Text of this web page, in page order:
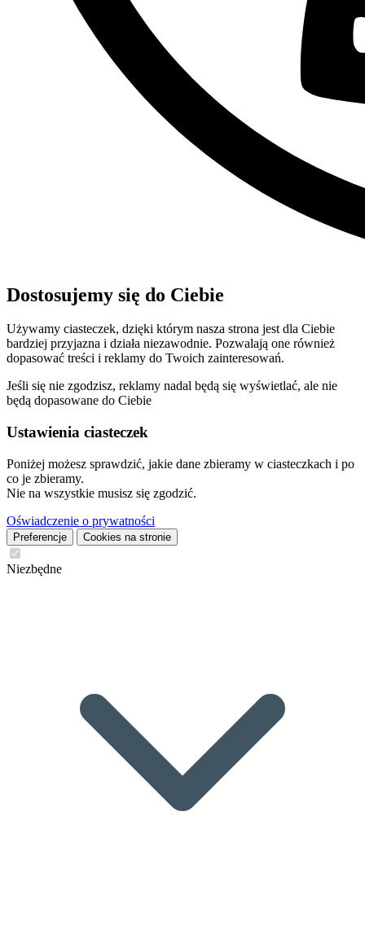
Dostosujemy się do Ciebie
Używamy ciasteczek, dzięki którym nasza strona jest dla Ciebie
bardziej przyjazna i działa niezawodnie. Pozwalają one również
dopasować treści i reklamy do Twoich zainteresowań.
Jeśli się nie zgodzisz, reklamy nadal będą się wyświetlać, ale nie
będą dopasowane do Ciebie
Ustawienia ciasteczek
Poniżej możesz sprawdzić, jakie dane zbieramy w ciasteczkach i po
co je zbieramy.
Nie na wszystkie musisz się zgodzić.
Oświadczenie o prywatności
Preferencje Cookies na stronie
Niezbędne